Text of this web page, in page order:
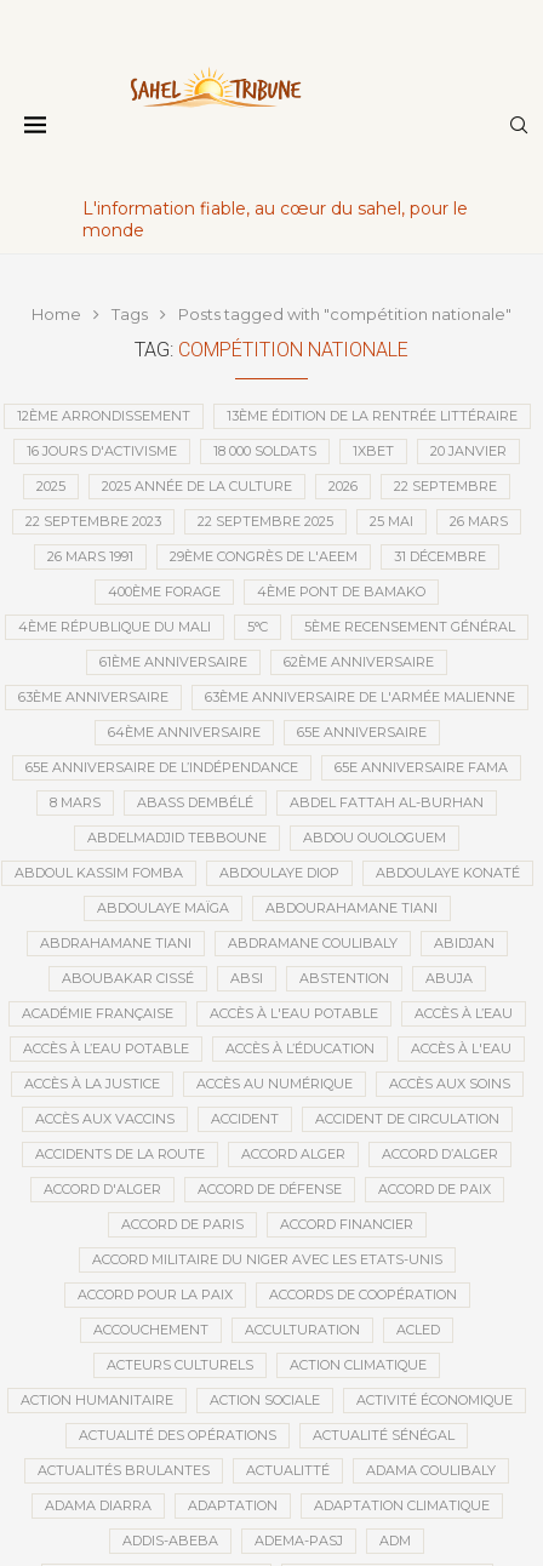
L'information fiable, au cœur du sahel, pour le
monde
Home Tags Posts tagged with "compétition nationale"
TAG: COMPÉTITION NATIONALE
12ÈME ARRONDISSEMENT 13ÈME ÉDITION DE LA RENTRÉE LITTÉRAIRE
16 JOURS D'ACTIVISME 18 000 SOLDATS 1XBET 20 JANVIER
2025 2025 ANNÉE DE LA CULTURE 2026 22 SEPTEMBRE
22 SEPTEMBRE 2023 22 SEPTEMBRE 2025 25 MAI 26 MARS
26 MARS 1991 29ÈME CONGRÈS DE L'AEEM 31 DÉCEMBRE
400ÈME FORAGE 4ÈME PONT DE BAMAKO
4ÈME RÉPUBLIQUE DU MALI 5°C 5ÈME RECENSEMENT GÉNÉRAL
61ÈME ANNIVERSAIRE 62ÈME ANNIVERSAIRE
63ÈME ANNIVERSAIRE 63ÈME ANNIVERSAIRE DE L'ARMÉE MALIENNE
64ÈME ANNIVERSAIRE 65E ANNIVERSAIRE
65E ANNIVERSAIRE DE L’INDÉPENDANCE 65E ANNIVERSAIRE FAMA
8 MARS ABASS DEMBÉLÉ ABDEL FATTAH AL-BURHAN
ABDELMADJID TEBBOUNE ABDOU OUOLOGUEM
ABDOUL KASSIM FOMBA ABDOULAYE DIOP ABDOULAYE KONATÉ
ABDOULAYE MAÏGA ABDOURAHAMANE TIANI
ABDRAHAMANE TIANI ABDRAMANE COULIBALY ABIDJAN
ABOUBAKAR CISSÉ ABSI ABSTENTION ABUJA
ACADÉMIE FRANÇAISE ACCÈS À L'EAU POTABLE ACCÈS À L’EAU
ACCÈS À L’EAU POTABLE ACCÈS À L’ÉDUCATION ACCÈS À L'EAU
ACCÈS À LA JUSTICE ACCÈS AU NUMÉRIQUE ACCÈS AUX SOINS
ACCÈS AUX VACCINS ACCIDENT ACCIDENT DE CIRCULATION
ACCIDENTS DE LA ROUTE ACCORD ALGER ACCORD D’ALGER
ACCORD D'ALGER ACCORD DE DÉFENSE ACCORD DE PAIX
ACCORD DE PARIS ACCORD FINANCIER
ACCORD MILITAIRE DU NIGER AVEC LES ETATS-UNIS
ACCORD POUR LA PAIX ACCORDS DE COOPÉRATION
ACCOUCHEMENT ACCULTURATION ACLED
ACTEURS CULTURELS ACTION CLIMATIQUE
ACTION HUMANITAIRE ACTION SOCIALE ACTIVITÉ ÉCONOMIQUE
ACTUALITÉ DES OPÉRATIONS ACTUALITÉ SÉNÉGAL
ACTUALITÉS BRULANTES ACTUALITTÉ ADAMA COULIBALY
ADAMA DIARRA ADAPTATION ADAPTATION CLIMATIQUE
ADDIS-ABEBA ADEMA-PASJ ADM